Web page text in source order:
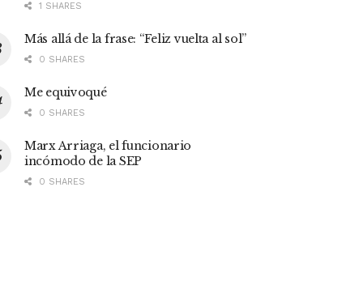
1 SHARES
Más allá de la frase: “Feliz vuelta al sol”
0 SHARES
Me equivoqué
0 SHARES
Marx Arriaga, el funcionario
incómodo de la SEP
0 SHARES